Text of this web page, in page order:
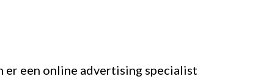
er een online advertising specialist